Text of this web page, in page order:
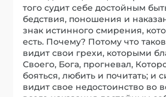
того судит себе достойным
бедствия, поношения и
знак истинного смирения,
есть. Почему? Потому что
видит свои грехи, которыми
Своего, Бога, прогневал,
бояться, любить и почитать; и
видит свое недостоинство во